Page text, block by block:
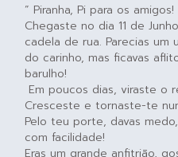
” Piranha, Pi para os amigos!
Chegaste no dia 11 de
cadela de rua. Parecias um
do carinho, mas ficavas
barulho!
Em poucos dias, viraste o
Cresceste e tornaste-te
Pelo teu porte, davas
com facilidade!
Eras um grande anfitrião,